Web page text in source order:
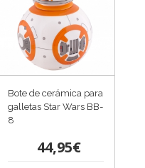
Bote de cerámica para
galletas Star Wars BB-
8
44,95€